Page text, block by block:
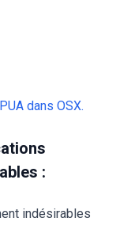
dans OSX.
:
indésirables